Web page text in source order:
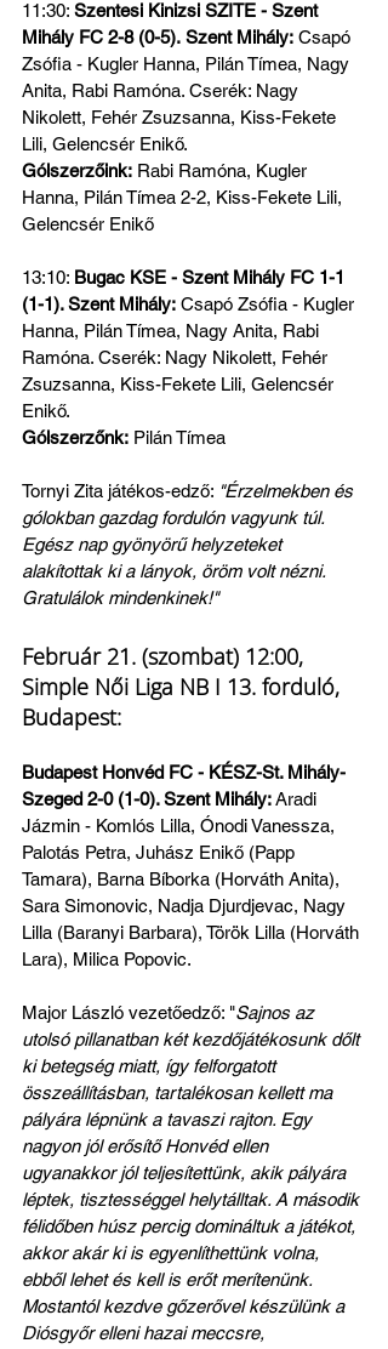
11:30: Szentesi Kinizsi SZITE - Szent
Mihály FC 2-8 (0-5). Szent Mihály: Csapó
Zsófia - Kugler Hanna, Pilán Tímea, Nagy
Anita, Rabi Ramóna. Cserék: Nagy
Nikolett, Fehér Zsuzsanna, Kiss-Fekete
Lili, Gelencsér Enikő.
Gólszerzőink: Rabi Ramóna, Kugler
Hanna, Pilán Tímea 2-2, Kiss-Fekete Lili,
Gelencsér Enikő
13:10: Bugac KSE - Szent Mihály FC 1-1
(1-1). Szent Mihály: Csapó Zsófia - Kugler
Hanna, Pilán Tímea, Nagy Anita, Rabi
Ramóna. Cserék: Nagy Nikolett, Fehér
Zsuzsanna, Kiss-Fekete Lili, Gelencsér
Enikő.
Gólszerzőnk: Pilán Tímea
Tornyi Zita játékos-edző: "Érzelmekben és
gólokban gazdag fordulón vagyunk túl.
Egész nap gyönyörű helyzeteket
alakítottak ki a lányok, öröm volt nézni.
Gratulálok mindenkinek!"
Február 21. (szombat) 12:00,
Simple Női Liga NB I 13. forduló,
Budapest:
Budapest Honvéd FC - KÉSZ-St. Mihály-
Szeged 2-0 (1-0). Szent Mihály: Aradi
Jázmin - Komlós Lilla, Ónodi Vanessza,
Palotás Petra, Juhász Enikő (Papp
Tamara), Barna Bíborka (Horváth Anita),
Sara Simonovic, Nadja Djurdjevac, Nagy
Lilla (Baranyi Barbara), Török Lilla (Horváth
Lara), Milica Popovic.
Major László vezetőedző: "Sajnos az
utolsó pillanatban két kezdőjátékosunk dőlt
ki betegség miatt, így felforgatott
összeállításban, tartalékosan kellett ma
pályára lépnünk a tavaszi rajton. Egy
nagyon jól erősítő Honvéd ellen
ugyanakkor jól teljesítettünk, akik pályára
léptek, tisztességgel helytálltak. A második
félidőben húsz percig domináltuk a játékot,
akkor akár ki is egyenlíthettünk volna,
ebből lehet és kell is erőt merítenünk.
Mostantól kezdve gőzerővel készülünk a
Diósgyőr elleni hazai meccsre,